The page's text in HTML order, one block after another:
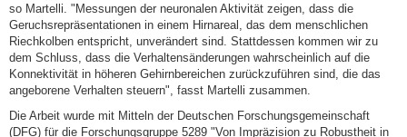
so Martelli. "Messungen der neuronalen Aktivität zeigen, dass die
Geruchsrepräsentationen in einem Hirnareal, das dem menschlichen
Riechkolben entspricht, unverändert sind. Stattdessen kommen wir zu
dem Schluss, dass die Verhaltensänderungen wahrscheinlich auf die
Konnektivität in höheren Gehirnbereichen zurückzuführen sind, die das
angeborene Verhalten steuern", fasst Martelli zusammen.
Die Arbeit wurde mit Mitteln der Deutschen Forschungsgemeinschaft
(DFG) für die Forschungsgruppe 5289 "Von Impräzision zu Robustheit in